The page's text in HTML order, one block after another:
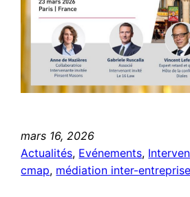
mars 16, 2026
Actualités, Evénements,
cmap, médiation inter-